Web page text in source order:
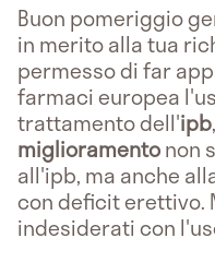
Buon pomeriggio
in merito alla tua
permesso di far
farmaci europea
trattamento dell'ipb
miglioramentonon
all'ipb, ma anche
con deficit erettivo.
indesiderati con